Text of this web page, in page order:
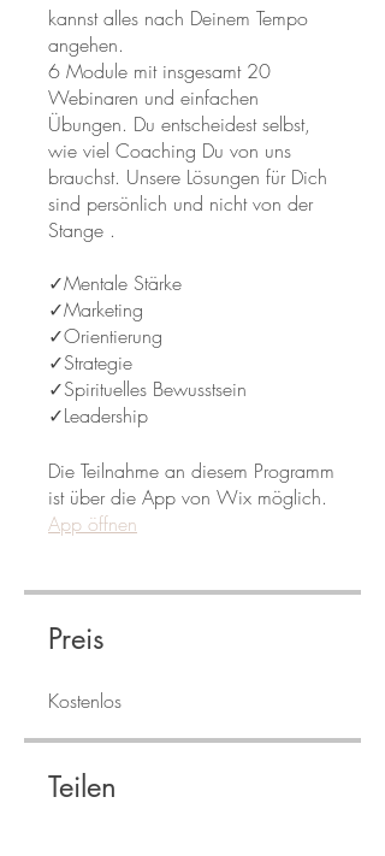
kannst alles nach Deinem Tempo
angehen.
6 Module mit insgesamt 20
Webinaren und einfachen
Übungen. Du entscheidest selbst,
wie viel Coaching Du von uns
brauchst. Unsere Lösungen für Dich
sind persönlich und nicht von der
Stange .
✓Mentale Stärke
✓Marketing
✓Orientierung
✓Strategie
✓Spirituelles Bewusstsein
Die Teilnahme an diesem Programm
ist über die App von Wix möglich.
App öffnen
Preis
Kostenlos
Teilen